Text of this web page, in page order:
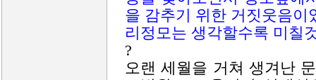
을 감추기 위한 거짓웃음이
리정모는 생각할수록 미칠
?
오랜 세월을 거쳐 생겨난